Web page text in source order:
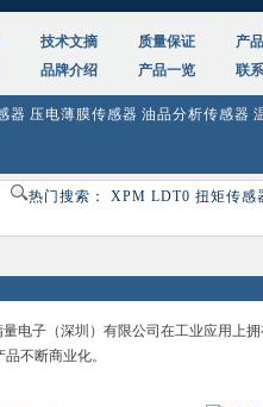
技术文摘 质量保证 产
品牌介绍 产品一览 联
器 压电薄膜传感器 油品分析传感器
热门搜索： XPM LDT0 扭矩传感
电子（深圳）有限公司在工业应用上
不断商业化。